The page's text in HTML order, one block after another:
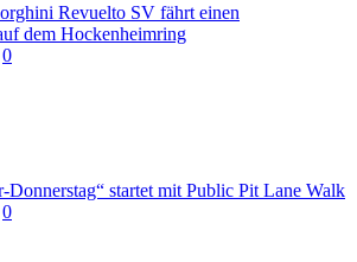
Revuelto SV fährt einen
dem Hockenheimring
0
Donnerstag“ startet mit Public Pit Lane Walk
0